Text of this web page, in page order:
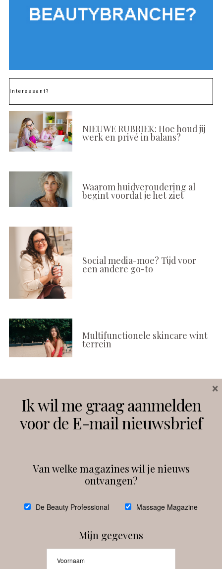
Interessant?
NIEUWE RUBRIEK: Hoe houd jij
werk en privé in balans?
Waarom huidveroudering al
begint voordat je het ziet
Social media-moe? Tijd voor
een andere go-to
Multifunctionele skincare wint
terrein
Instagram Facebook
debeautyprofessional
Ik wil me graag aanmelden
voor de E-mail nieuwsbrief
Van welke magazines wil je nieuws
ontvangen?
De Beauty Professional Massage Magazine
Mijn gegevens
×